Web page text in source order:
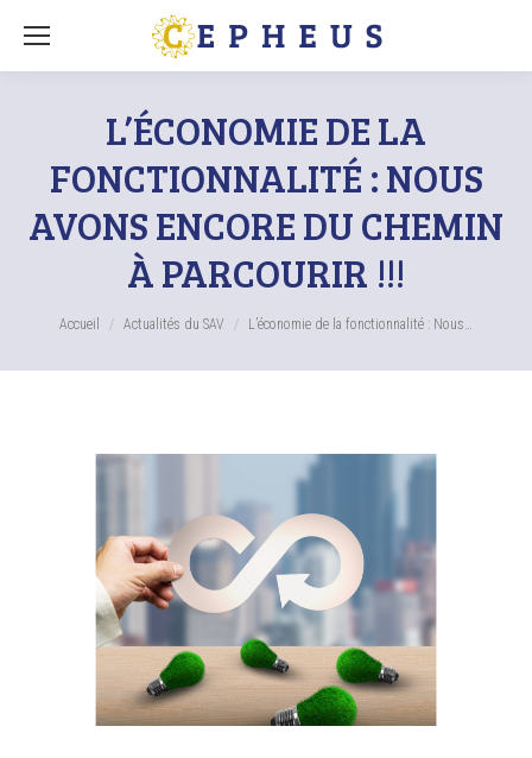
L’ÉCONOMIE DE LA
FONCTIONNALITÉ : NOUS
AVONS ENCORE DU CHEMIN
À PARCOURIR !!!
Vous êtes ici :
Accueil Actualités du SAV L’économie de la fonctionnalité : Nous…